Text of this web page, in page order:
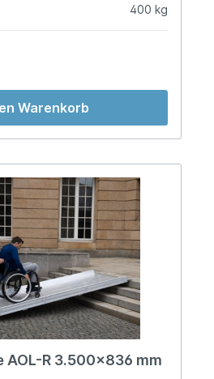
400 kg
Warenkorb
AOL-R 3.500x836 mm